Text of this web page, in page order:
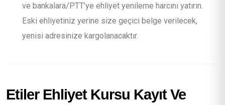
ve bankalara/PTT’ye ehliyet yenileme harcını yatırın.
Eski ehliyetiniz yerine size geçici belge verilecek,
yenisi adresinize kargolanacaktır.
Etiler Ehliyet Kursu Kayıt Ve